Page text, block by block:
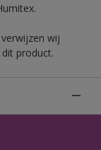
wij
product.